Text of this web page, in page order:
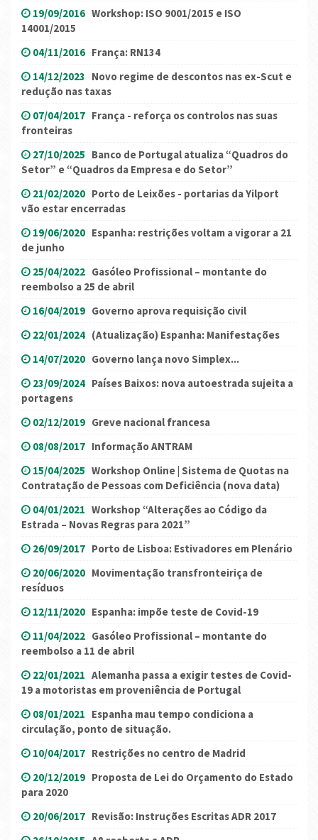
19/09/2016 Workshop: ISO 9001/2015 e ISO
14001/2015
04/11/2016 França: RN134
14/12/2023 Novo regime de descontos nas ex-Scut e
redução nas taxas
07/04/2017 França - reforça os controlos nas suas
fronteiras
27/10/2025 Banco de Portugal atualiza “Quadros do
Setor” e “Quadros da Empresa e do Setor”
21/02/2020 Porto de Leixões - portarias da Yilport
vão estar encerradas
19/06/2020 Espanha: restrições voltam a vigorar a 21
de junho
25/04/2022 Gasóleo Profissional – montante do
reembolso a 25 de abril
16/04/2019 Governo aprova requisição civil
22/01/2024 (Atualização) Espanha: Manifestações
14/07/2020 Governo lança novo Simplex...
23/09/2024 Países Baixos: nova autoestrada sujeita a
portagens
02/12/2019 Greve nacional francesa
08/08/2017 Informação ANTRAM
15/04/2025 Workshop Online | Sistema de Quotas na
Contratação de Pessoas com Deficiência (nova data)
04/01/2021 Workshop “Alterações ao Código da
Estrada – Novas Regras para 2021”
26/09/2017 Porto de Lisboa: Estivadores em Plenário
20/06/2020 Movimentação transfronteiriça de
resíduos
12/11/2020 Espanha: impõe teste de Covid-19
11/04/2022 Gasóleo Profissional – montante do
reembolso a 11 de abril
22/01/2021 Alemanha passa a exigir testes de Covid-
19 a motoristas em proveniência de Portugal
08/01/2021 Espanha mau tempo condiciona a
circulação, ponto de situação.
10/04/2017 Restrições no centro de Madrid
20/12/2019 Proposta de Lei do Orçamento do Estado
para 2020
20/06/2017 Revisão: Instruções Escritas ADR 2017